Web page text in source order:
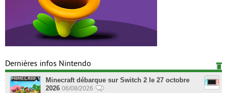
Dernières infos Nintendo
Minecraft débarque sur Switch 2 le 27 octobre
2026 06/08/2026